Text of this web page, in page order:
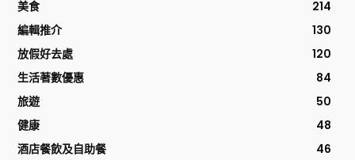
美食
214
編輯推介
130
放假好去處
120
生活著數優惠
84
旅遊
50
健康
48
酒店餐飲及自助餐
46